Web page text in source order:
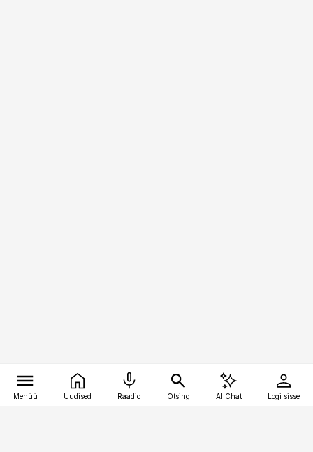
Menüü Uudised Raadio Otsing AI Chat Logi sisse